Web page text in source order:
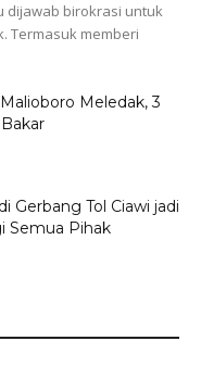
dijawab birokrasi untuk
Termasuk memberi
Meledak, 3
Gerbang Tol Ciawi jadi
Semua Pihak